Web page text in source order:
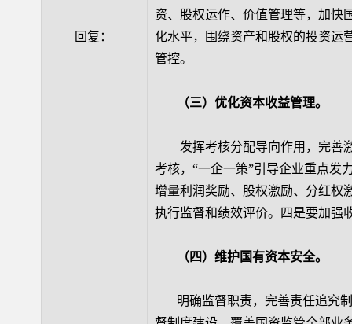
回复：
资、股权运作、价值管理等，加快
化水平，围绕资产和股权的投资运
管控。
（三）优化资本收益管理。
发挥考核分配导向作用，完善激
考核，“一企一策”引导企业重点发
增量利润奖励、股权激励、分红权
执行监督和绩效评价。四是要加强
（四）维护国有资本安全。
明确监督职责，完善责任追究制